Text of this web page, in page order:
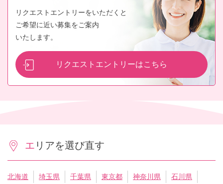
リクエストエントリーをいただくと
ご希望に近い募集をご案内
いたします。
リクエストエントリーはこちら
エリアを選び直す
北海道 埼玉県 千葉県 東京都 神奈川県 石川県